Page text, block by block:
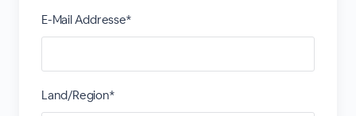
E-Mail Addresse*
Land/Region*